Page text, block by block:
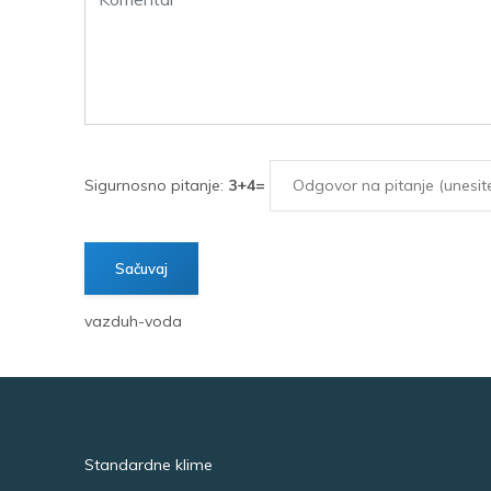
Sigurnosno pitanje: 3+4=
vazduh-voda
Standardne klime